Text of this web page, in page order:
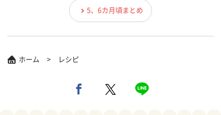
5、6カ月頃まとめ
ホーム レシピ